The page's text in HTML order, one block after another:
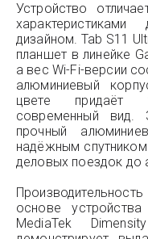
Устройство
дизайном. Tab S11
планшет в линейке
а вес Wi-Fi-версии
алюминиевый
цвете придаёт
современный вид.
прочный
надёжным
деловых поездок до
основе
MediaTek